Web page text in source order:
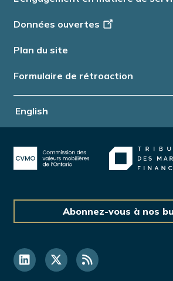
English
Données ouvertes
Plan du site
Formulaire de rétroaction
Abonnez-vous à nos